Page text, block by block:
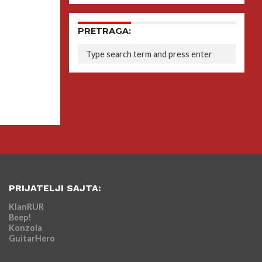
PRETRAGA:
PRIJATELJI SAJTA:
KlanRUR
Beep!
Konzola
GuitarHero